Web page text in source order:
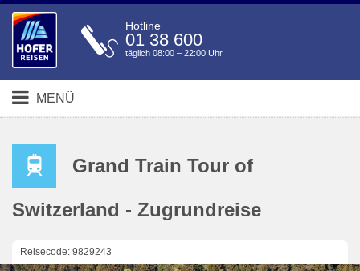
Hotline
01 38 600
täglich 08:00 – 22:00 Uhr
MENÜ
Grand Train Tour of
Switzerland - Zugrundreise
Reisecode: 9829243